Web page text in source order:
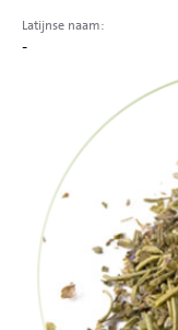
Latijnse naam:
-